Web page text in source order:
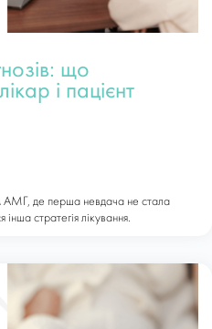
що
і пацієнт
АМГ, де перша невдача не стала
стратегія лікування.